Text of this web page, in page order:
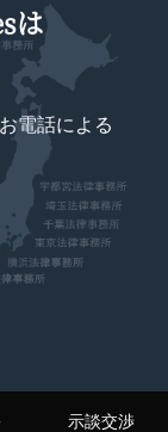
は
電話による
示談交渉